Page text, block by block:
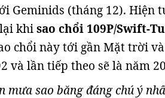
Geminids (tháng 12). Hiện
khisao chổi 109P/Swift-
chổi này tới gần Mặt trời
và lần tiếp theo sẽ là năm
sao băng đáng chú ý